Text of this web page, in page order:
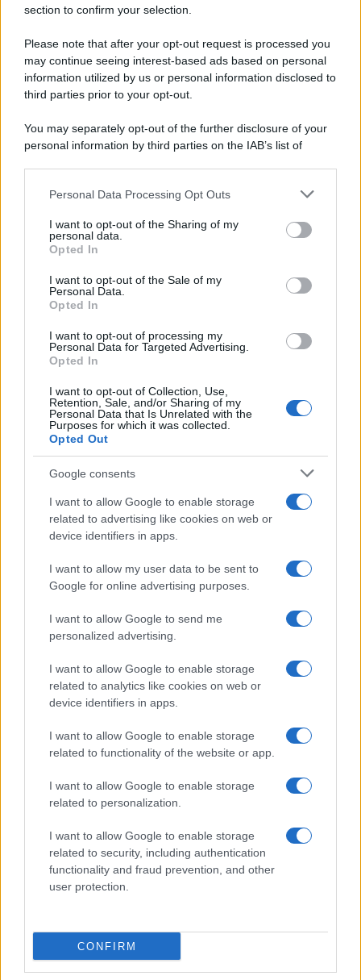
section to confirm your selection.
Please note that after your opt-out request is processed you
may continue seeing interest-based ads based on personal
information utilized by us or personal information disclosed to
third parties prior to your opt-out.
You may separately opt-out of the further disclosure of your
personal information by third parties on the IAB’s list of
This information may also be disclosed by us to third parties
disclose it to other third parties.
Please note that this website/app uses one or more Google
services and may gather and store information including but
not limited to your visit or usage behaviour. You may click to
grant or deny consent to Google and its third-party tags to
consent section.
Personal Data Processing Opt Outs
I want to opt-out of the Sharing of my
personal data.
Opted In
I want to opt-out of the Sale of my
Personal Data.
Opted In
I want to opt-out of processing my
Personal Data for Targeted Advertising.
Opted In
I want to opt-out of Collection, Use,
Retention, Sale, and/or Sharing of my
Personal Data that Is Unrelated with the
Purposes for which it was collected.
Opted Out
Google consents
I want to allow Google to enable storage
related to advertising like cookies on web or
device identifiers in apps.
I want to allow my user data to be sent to
Google for online advertising purposes.
I want to allow Google to send me
personalized advertising.
I want to allow Google to enable storage
related to analytics like cookies on web or
device identifiers in apps.
I want to allow Google to enable storage
related to functionality of the website or app.
I want to allow Google to enable storage
related to personalization.
I want to allow Google to enable storage
related to security, including authentication
functionality and fraud prevention, and other
user protection.
CONFIRM